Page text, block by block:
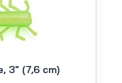
3″ (7,6 cm)